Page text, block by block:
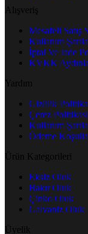
Alışveriş
Mesafeli Satış
Kullanım
İptal Ve İade
KVKK
Yardım
Gizlilik
Çerez Politikası
Kullanım
Ödeme
Ürün Kategorileri
Eksiz Oluk
Bakır Oluk
Çinko Oluk
Galvaniz Oluk
Üyelik